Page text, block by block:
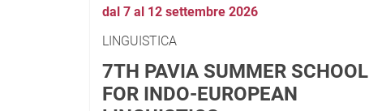
dal 7 al 12 settembre 2026
LINGUISTICA
7TH PAVIA SUMMER SCHOOL
FOR INDO-EUROPEAN